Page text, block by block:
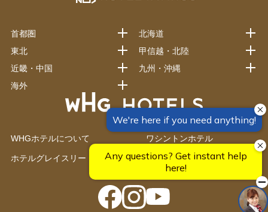
WHGホテルについて ワシントンホテル
ホテルグレイスリー 藤田観光グループ施設一覧
首都圏
北海道
東北
甲信越・北陸
近畿・中国
九州・沖縄
海外